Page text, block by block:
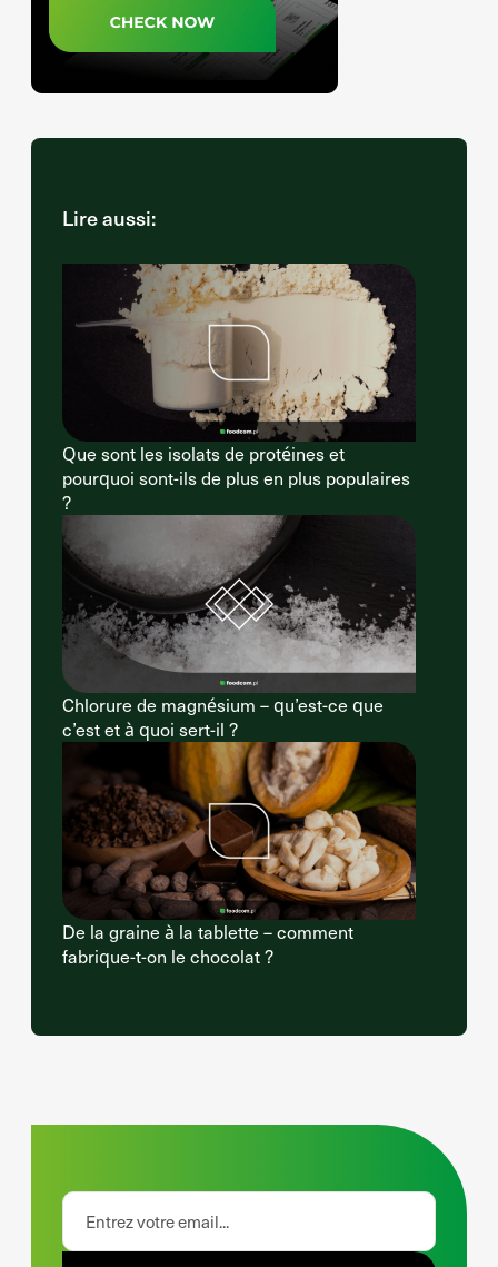
Lire aussi:
Que sont les isolats de protéines et
pourquoi sont-ils de plus en plus populaires
?
Chlorure de magnésium – qu’est-ce que
c’est et à quoi sert-il ?
De la graine à la tablette – comment
fabrique-t-on le chocolat ?